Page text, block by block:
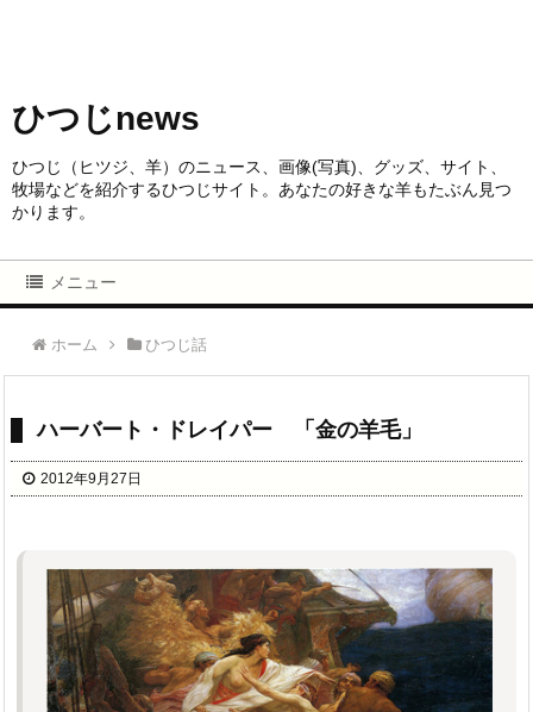
ひつじnews
ひつじ（ヒツジ、羊）のニュース、画像(写真)、グッズ、サイト、
牧場などを紹介するひつじサイト。あなたの好きな羊もたぶん見つ
かります。
メニュー
ホーム ひつじ話
ハーバート・ドレイパー 「金の羊毛」
2012年9月27日